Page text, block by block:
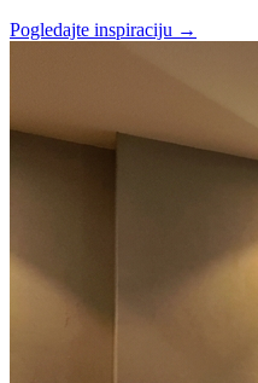
Pogledajte inspiraciju →